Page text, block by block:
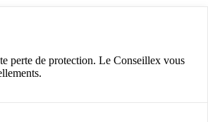
perte de protection. Le Conseillex vous